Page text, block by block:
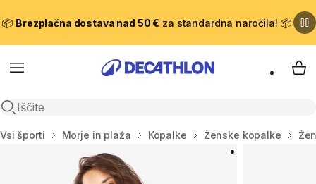
📦 Brezplačna dostava nad 50 € za standardna naročila! 📦
Meni
Odpri iskanje
Domov
Vsi športi Morje in plaža Kopalke Ženske kopalke